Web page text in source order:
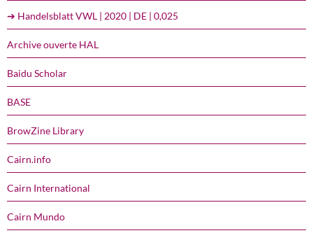
➔ Handelsblatt VWL | 2020 | DE | 0,025
Archive ouverte HAL
Baidu Scholar
BASE
BrowZine Library
Cairn.info
Cairn International
Cairn Mundo